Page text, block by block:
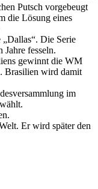
Putsch vorgebeugt
die Lösung eines
Die Serie
Jahre fesseln.
gewinnt die WM
Brasilien wird damit
im
Er wird später den